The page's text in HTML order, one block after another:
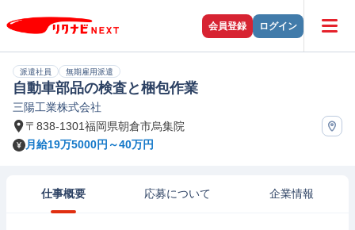
会員登録 ログイン
派遣社員 無期雇用派遣
自動車部品の検査と梱包作業
三陽工業株式会社
〒838-1301福岡県朝倉市烏集院
月給19万5000円～40万円
仕事概要 応募について 企業情報